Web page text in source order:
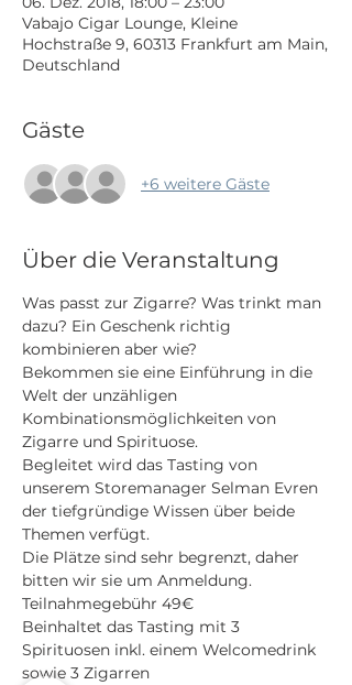
Vabajo Cigar Lounge, Kleine
Hochstraße 9, 60313 Frankfurt am Main,
Deutschland
Gäste
+6 weitere Gäste
Über die Veranstaltung
Was passt zur Zigarre? Was trinkt man
dazu? Ein Geschenk richtig
kombinieren aber wie?
Bekommen sie eine Einführung in die
Welt der unzähligen
Kombinationsmöglichkeiten von
Zigarre und Spirituose.
Begleitet wird das Tasting von
unserem Storemanager Selman Evren
der tiefgründige Wissen über beide
Themen verfügt.
Die Plätze sind sehr begrenzt, daher
bitten wir sie um Anmeldung.
Teilnahmegebühr 49€
Beinhaltet das Tasting mit 3
Spirituosen inkl. einem Welcomedrink
sowie 3 Zigarren